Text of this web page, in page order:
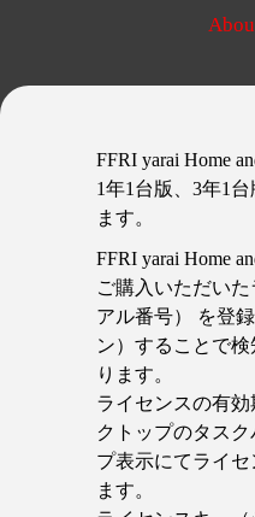
FFRI yarai Home
1年1台版、3年1
ます。
FFRI yarai Home
ご購入いただい
アル番号） を登
ン）することで
ります。
ライセンスの有
クトップのタス
プ表示にてライ
ます。